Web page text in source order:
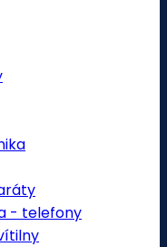
- telefony